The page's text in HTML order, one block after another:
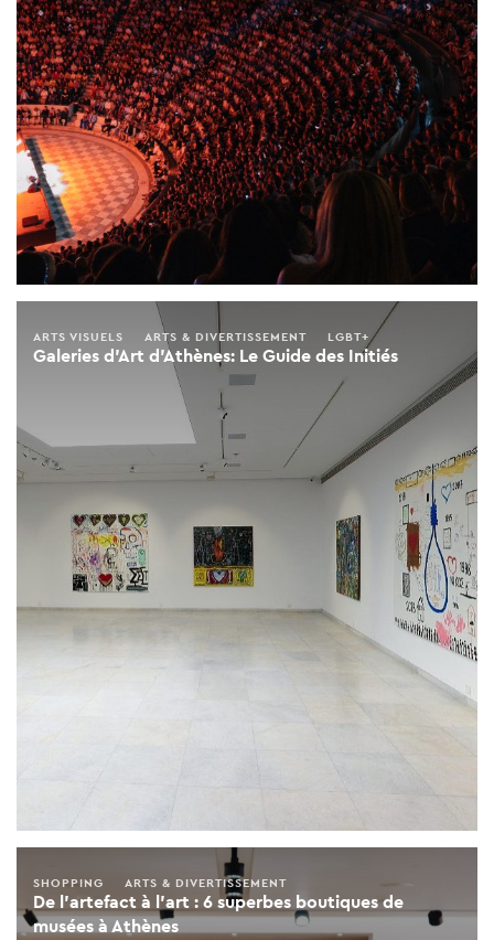
Galeries d'Art d'Athènes: Le Guide des Initiés
ARTS VISUELS ARTS & DIVERTISSEMENT LGBT+
De l'artefact à l'art : 6 superbes boutiques de
musées à Athènes
SHOPPING ARTS & DIVERTISSEMENT